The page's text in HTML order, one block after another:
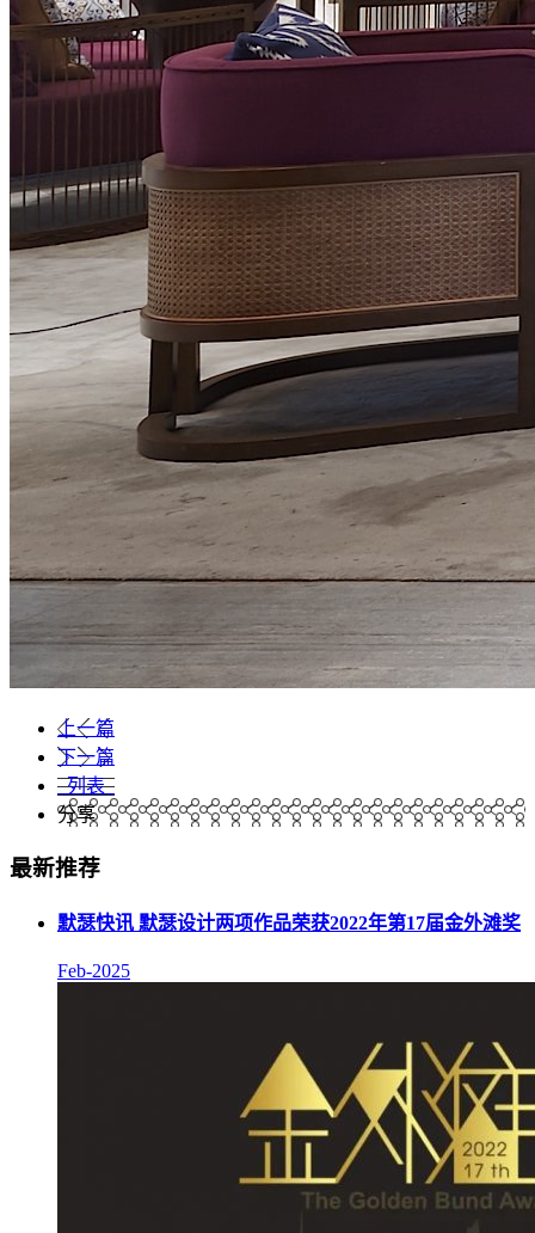
上一篇
下一篇
列表
分享
最新推荐
默瑟快讯 默瑟设计两项作品荣获2022年第17届金外滩奖
Feb-2025